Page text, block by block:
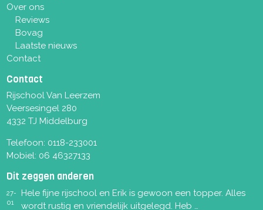
Over ons
Reviews
Bovag
Laatste nieuws
Contact
Contact
Rijschool Van Leerzem
Veersesingel 280
4332 TJ Middelburg
Telefoon: 0118-233001
Mobiel: 06 46327133
Dit zeggen anderen
27-
01
Hele fijne rijschool en Erik is gewoon een topper. Alles
wordt rustig en vriendelijk uitgelegd. Heb …